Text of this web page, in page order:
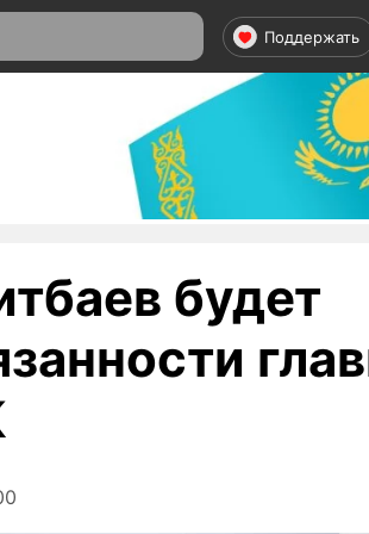
Поддержать
будет